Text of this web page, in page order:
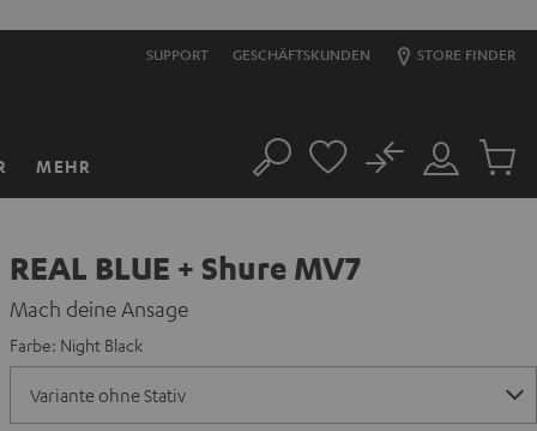
SUPPORT GESCHÄFTSKUNDEN STORE FINDER
MEHR Suche
Mein
Konto
No
Artikel
REAL BLUE + Shure MV7
Mach deine Ansage
Farbe: Night Black